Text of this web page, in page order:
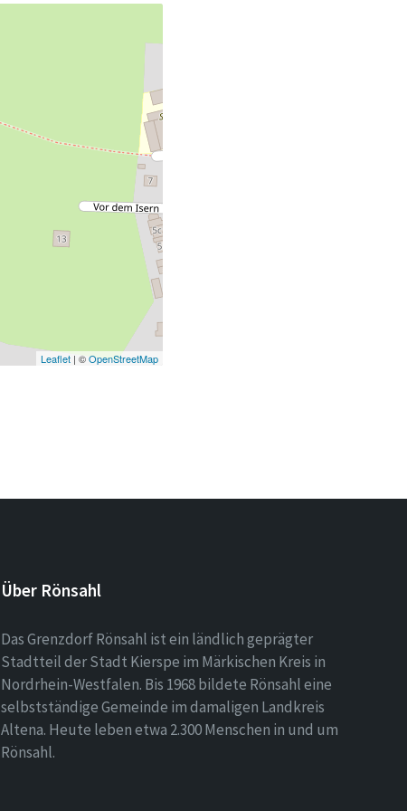
Leaflet| ©OpenStreetMap
Über Rönsahl
Das Grenzdorf Rönsahl ist ein ländlich geprägter
Stadtteil der Stadt Kierspe im Märkischen Kreis in
Nordrhein-Westfalen. Bis 1968 bildete Rönsahl eine
selbstständige Gemeinde im damaligen Landkreis
Altena. Heute leben etwa 2.300 Menschen in und um
Rönsahl.